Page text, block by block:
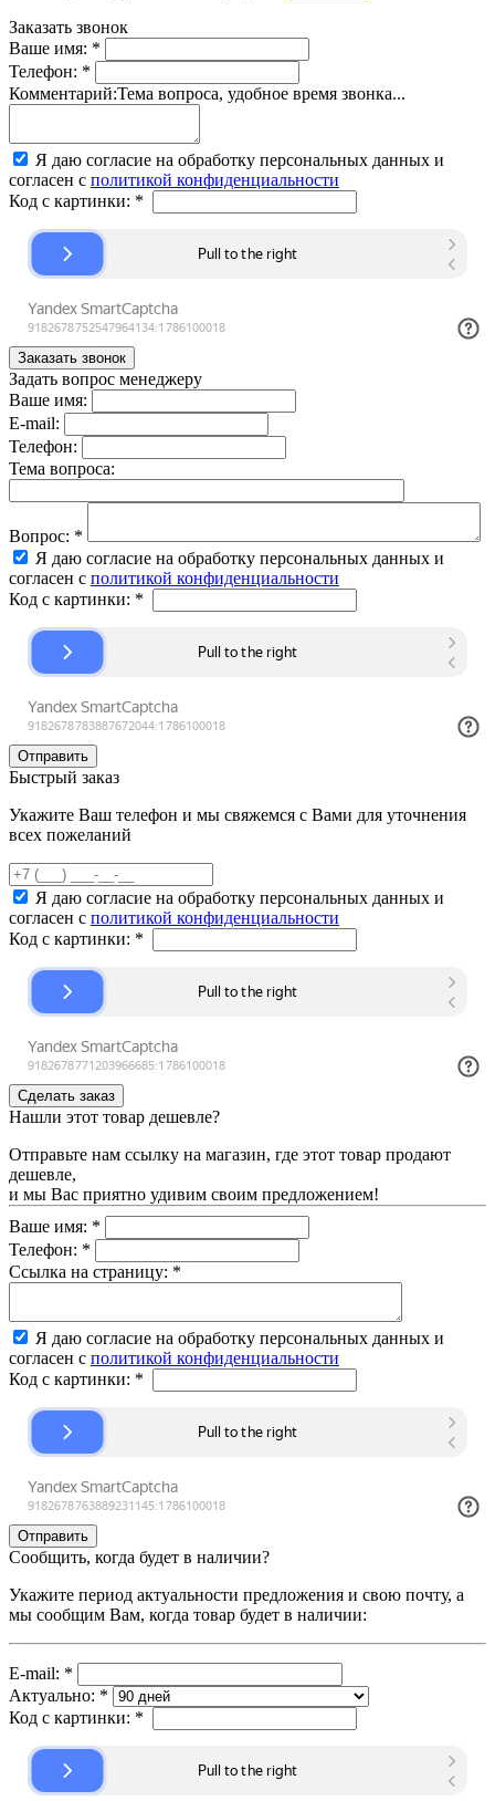
Заказать звонок
Ваше имя: *
Телефон: *
Комментарий:Тема вопроса, удобное время звонка...
Я даю согласие на обработку персональных данных и
согласен с политикой конфиденциальности
Код с картинки: *
Задать вопрос менеджеру
Ваше имя:
E-mail:
Телефон:
Тема вопроса:
Вопрос: *
Я даю согласие на обработку персональных данных и
согласен с политикой конфиденциальности
Код с картинки: *
Быстрый заказ
Укажите Ваш телефон и мы свяжемся с Вами для уточнения
всех пожеланий
Я даю согласие на обработку персональных данных и
согласен с политикой конфиденциальности
Код с картинки: *
Нашли этот товар дешевле?
Отправьте нам ссылку на магазин, где этот товар продают
дешевле,
и мы Вас приятно удивим своим предложением!
Ваше имя: *
Телефон: *
Ссылка на страницу: *
Я даю согласие на обработку персональных данных и
согласен с политикой конфиденциальности
Код с картинки: *
Сообщить, когда будет в наличии?
Укажите период актуальности предложения и свою почту, а
мы сообщим Вам, когда товар будет в наличии:
E-mail: *
Актуально: *
Код с картинки: *